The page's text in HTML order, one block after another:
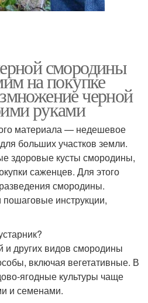
смородины
на покупке
черной
руками
материала — недешевое
больших участков земли.
здоровые кусты смородины,
саженцев. Для этого
смородины.
инструкции,
других видов смородины
включая вегетативные. В
ягодные культуры чаще
и семенами.